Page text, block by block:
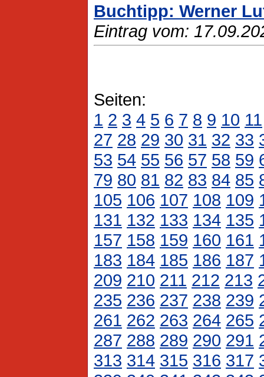
Buchtipp: Werner
Eintrag vom:
Seiten:
1 2 3 4 5 6 7 8 9 10 11
27 28 29 30 31 32 33
53 54 55 56 57 58 59
79 80 81 82 83 84 85
105 106 107 108 109
131 132 133 134 135
157 158 159 160 161
183 184 185 186 187
209 210 211 212 213
235 236 237 238 239
261 262 263 264 265
287 288 289 290 291
313 314 315 316 317